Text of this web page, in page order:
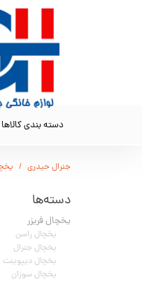
دسته بندی کالاها
جنرال حیدری
دسته‌ها
یخچال فریزر
یخچال راسن
یخچال جنرال
یخچال دیپوینت
یخچال سوزان